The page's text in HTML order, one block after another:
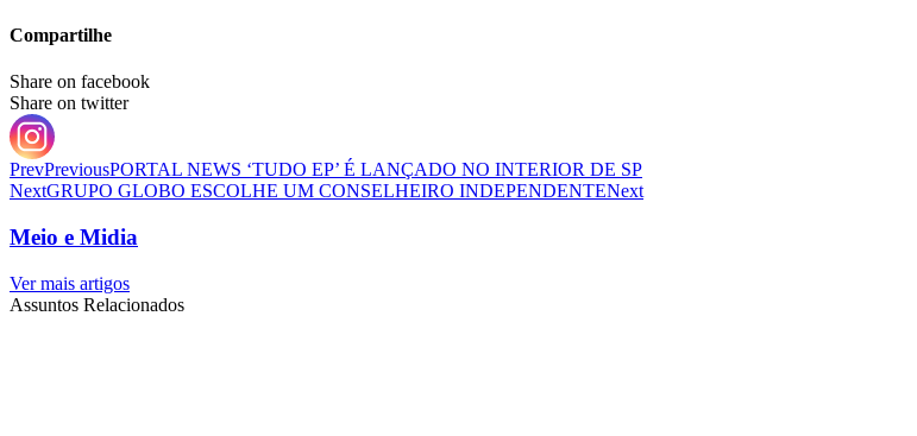
Compartilhe
Share on facebook
Share on twitter
PrevPreviousPORTAL NEWS ‘TUDO EP’ É LANÇADO NO INTERIOR DE SP
NextGRUPO GLOBO ESCOLHE UM CONSELHEIRO INDEPENDENTENext
Meio e Midia
Ver mais artigos
Assuntos Relacionados